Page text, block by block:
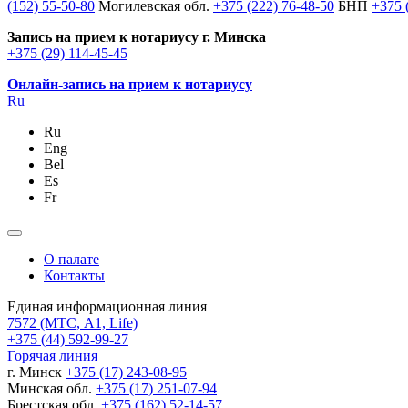
(152) 55-50-80 Могилевская обл. +375 (222) 76-48-50 БНП +375
Запись на прием к нотариусу г. Минска
+375 (29) 114-45-45
Онлайн-запись на прием к нотариусу
Ru
Ru
Eng
Bel
Es
Fr
О палате
Контакты
Единая информационная линия
7572 (МТС, A1, Life)
+375 (44) 592-99-27
Горячая линия
г. Минск +375 (17) 243-08-95
Минская обл. +375 (17) 251-07-94
Брестская обл. +375 (162) 52-14-57